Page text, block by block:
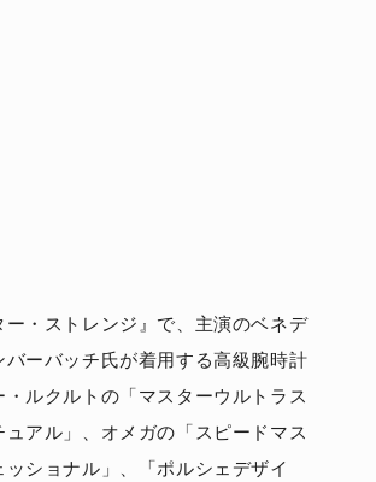
ー・ストレンジ』で、主演のベネデ
バーバッチ氏が着用する高級腕時計
・ルクルトの「マスターウルトラス
ュアル」、オメガの「スピードマス
ッショナル」、「ポルシェデザイ